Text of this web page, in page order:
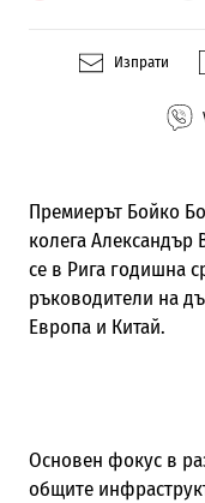
Изпрати
Премиерът Бойко
колега
се в Рига годишна
ръководители на
Европа и Китай.
Основен фокус в
общите